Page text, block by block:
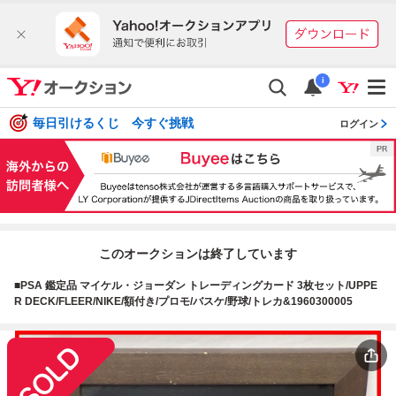
i
毎日引けるくじ 今すぐ挑戦 ログイン
このオークションは終了しています
■PSA 鑑定品 マイケル・ジョーダン トレーディングカード 3枚セット/UPPE
R DECK/FLEER/NIKE/額付き/プロモ/バスケ/野球/トレカ&1960300005